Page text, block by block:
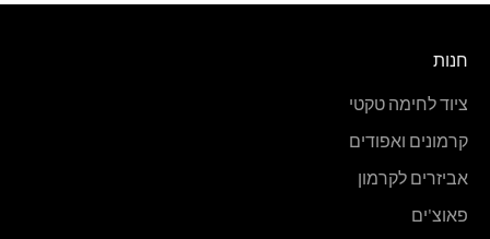
חנות
ציוד לחימה טקטי
קרמונים ואפודים
אביזרים לקרמון
פאוצ'ים